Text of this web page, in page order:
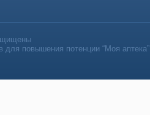
для повышения потенции “Моя